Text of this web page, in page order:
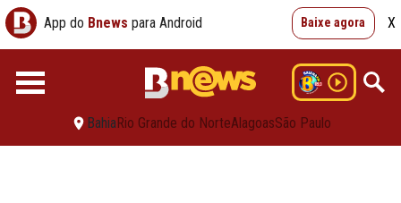
App do Bnews para Android Baixe agora X
BahiaRio Grande do NorteAlagoasSão Paulo